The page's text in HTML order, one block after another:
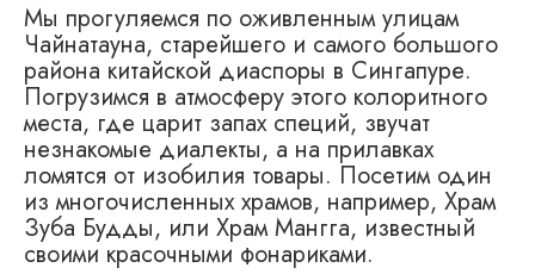
Мы прогуляемся по оживленным улицам
Чайнатауна, старейшего и самого большого
района китайской диаспоры в Сингапуре.
Погрузимся в атмосферу этого колоритного
места, где царит запах специй, звучат
незнакомые диалекты, а на прилавках
ломятся от изобилия товары. Посетим один
из многочисленных храмов, например, Храм
Зуба Будды, или Храм Мангга, известный
своими красочными фонариками.